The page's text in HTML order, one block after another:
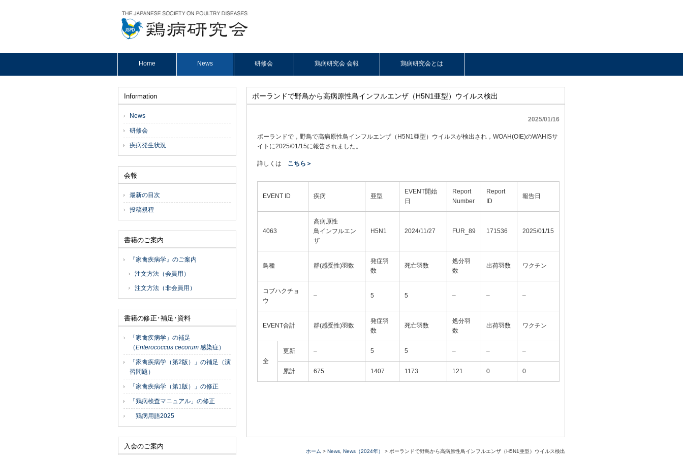
Home News 研修会 鶏病研究会 会報 鶏病研究会とは
ポーランドで野鳥から高病原性鳥インフルエンザ（H5N1亜型）ウイルス検出
2025/01/16
ポーランドで，野鳥で高病原性鳥インフルエンザ（H5N1亜型）ウイルスが検出され，WOAH(OIE)のWAHISサ
イトに2025/01/15に報告されました。
詳しくは こちら＞
EVENT ID 疾病 亜型
EVENT開始
日
Report
Number
Report
ID
報告日
4063
高病原性
鳥インフルエン
ザ
H5N1 2024/11/27 FUR_89 171536 2025/01/15
鳥種 群(感受性)羽数
発症羽
数
死亡羽数
処分羽
数
出荷羽数 ワクチン
コブハクチョ
ウ
– 5 5 – – –
EVENT合計 群(感受性)羽数
発症羽
数
死亡羽数
処分羽
数
出荷羽数 ワクチン
全
更新 – 5 5 – – –
累計 675 1407 1173 121 0 0
ホーム > News News（2024年） > ポーランドで野鳥から高病原性鳥インフルエンザ（H5N1亜型）ウイルス検出
Information
News
研修会
疾病発生状況
会報
最新の目次
投稿規程
書籍のご案内
『家禽疾病学』のご案内
注文方法（会員用）
注文方法（非会員用）
書籍の修正･補足･資料
「家禽疾病学」の補足
（Enterococcus cecorum 感染症）
「家禽疾病学（第2版）」の補足（演
習問題）
「家禽疾病学（第1版）」の修正
「鶏病検査マニュアル」の修正
鶏病用語2025
入会のご案内